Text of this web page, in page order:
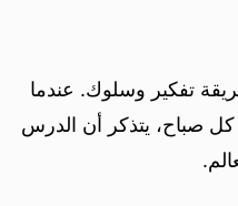
تفكير وسلوك. عندما
صباح، يتذكر أن الدرس